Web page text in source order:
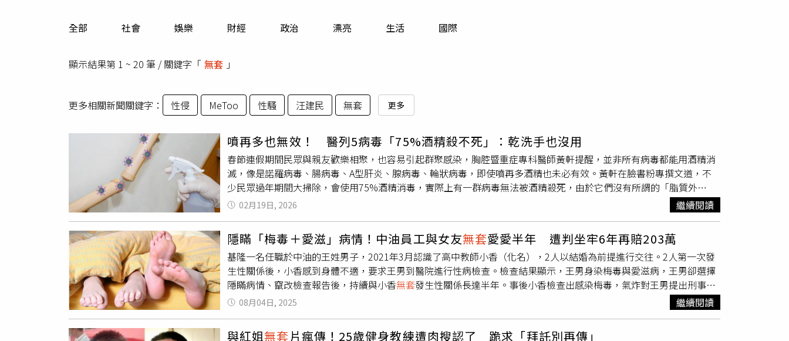
運勢
全部 社會 娛樂 財經 政治 漂亮 生活 國際
顯示結果第 1 ~ 20 筆 / 關鍵字「 無套 」
更多相關新聞關鍵字： 性侵 MeToo 性騷 汪建民 無套 更多
噴再多也無效！ 醫列5病毒「75%酒精殺不死」：乾洗手也沒用
春節連假期間民眾與親友歡樂相聚，也容易引起群聚感染，胸腔暨重症專科醫師黃軒提醒，並非所有病毒都能用酒精消
滅，像是諾羅病毒、腸病毒、A型肝炎、腺病毒、輪狀病毒，即使噴再多酒精也未必有效。黃軒在臉書粉專撰文道，不
少民眾過年期間大掃除，會使用75%酒精消毒，實際上有一群病毒無法被酒精殺死，由於它們沒有所謂的「脂質外
殼」，酒精對它們來說就像防曬乳，噴再多也沒有作用。黃軒建議，想消滅這類病毒，僅用酒精乾洗手是沒有效的，應
以肥皂洗手至少20秒，並用漂白水消毒環境。對此，黃軒也列出5種「難以被酒精殺死」的病毒，提醒民眾要小心：1、
諾羅病毒黃軒說明，諾羅病毒耐酸、耐鹼、耐熱，且對酒精完全免疫，只要10至100顆病毒顆粒，就可能讓全家人都感
染、腹瀉。有研究顯示，諾羅病毒是全球病毒性腹瀉的主因，對環境的抵抗力極強，可在門把、餐具上存活數天。2、
腸病毒黃軒指出，腸病毒（包括腸病毒71型、克沙奇病毒等）同樣屬於「 無套膜病毒」，就算酒精噴得再勤，只要孩子
摸完公共玩具又吃手，病毒就可能直接進到人體。有研究顯示，這類病毒的結構極為穩定，酒精無法穿透蛋白質殼體來
破壞遺傳物質。3、A型肝炎黃軒表示，圍爐吃海鮮時要小心，特別是貝類，因為酒精也殺不死A肝病毒。根據相關文
獻，透過糞口途徑傳播的A肝，往往會在未煮熟的食材中低調潛伏。4、腺病毒黃軒提到，腺病毒是無包膜病毒，對酒精
抗性高，常見症狀為紅眼症、發燒、喉嚨痛等，好發於孩童群聚感染。5、輪狀病毒黃軒說，輪狀病毒也是無包膜病
毒，主要影響幼童，會造成水瀉、嘔吐等症狀，高峰期在冬季。另外，黃軒補充，流感病毒、新冠病毒等均有脂質包
02月19日, 2026 繼續閱讀
隱瞞「梅毒＋愛滋」病情！中油員工與女友無套愛愛半年 遭判坐牢6年再賠203萬
基隆一名任職於中油的王姓男子，2021年3月認識了高中教師小香（化名），2人以結婚為前提進行交往。2人第一次發
生性關係後，小香感到身體不適，要求王男到醫院進行性病檢查。檢查結果顯示，王男身染梅毒與愛滋病，王男卻選擇
隱瞞病情、竄改檢查報告後，持續與小香無套發生性關係長達半年。事後小香檢查出感染梅毒，氣炸對王男提出刑事、
民事告訴。王男為此遭判入獄6年，還要再賠償小香203萬元根據判決書，任職於中油的王姓男子，2021年3月認識了高
中教師小香（化名），2人以結婚為前提進行交往。2人第一次發生性關係後，小香感到身體不適，要求王男到醫院進行
性病檢查。同年5月20日，王男取得檢查報告，確認自己感染梅毒和人類免疫缺乏病毒（HIV），為後天免疫缺乏症候群
08月04日, 2025 繼續閱讀
與紅姐無套片瘋傳！25歲健身教練遭肉搜認了 跪求「拜託別再傳」